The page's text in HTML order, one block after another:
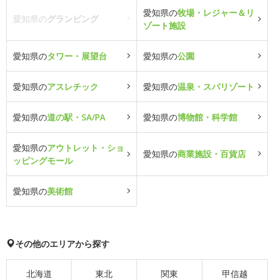
愛知県のグランピング
愛知県の牧場・レジャー＆リ
ゾート施設
愛知県のタワー・展望台 愛知県の公園
愛知県のアスレチック 愛知県の温泉・スパリゾート
愛知県の道の駅・SA/PA 愛知県の博物館・科学館
愛知県のアウトレット・ショ
ッピングモール
愛知県の商業施設・百貨店
愛知県の美術館
その他のエリアから探す
北海道 東北 関東 甲信越